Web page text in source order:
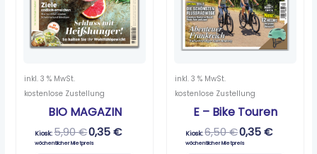
inkl. 3 % MwSt.
kostenlose Zustellung
BIO MAGAZIN
Kiosk:5,90€0,35€
wöchentlicher Mietpreis
inkl. 3 % MwSt.
kostenlose Zustellung
E – Bike Touren
Kiosk:6,50€0,35€
wöchentlicher Mietpreis